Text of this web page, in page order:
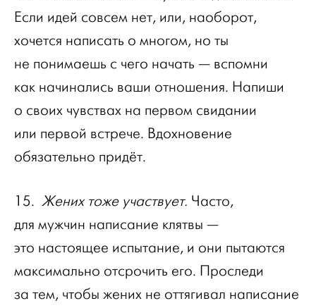
Если идей совсем нет, или, наоборот,
хочется написать о многом, но ты
не понимаешь с чего начать — вспомни
как начинались ваши отношения. Напиши
о своих чувствах на первом свидании
или первой встрече. Вдохновение
обязательно придёт.
15. Жених тоже участвует. Часто,
для мужчин написание клятвы —
это настоящее испытание, и они пытаются
максимально отсрочить его. Проследи
за тем, чтобы жених не оттягивал написание